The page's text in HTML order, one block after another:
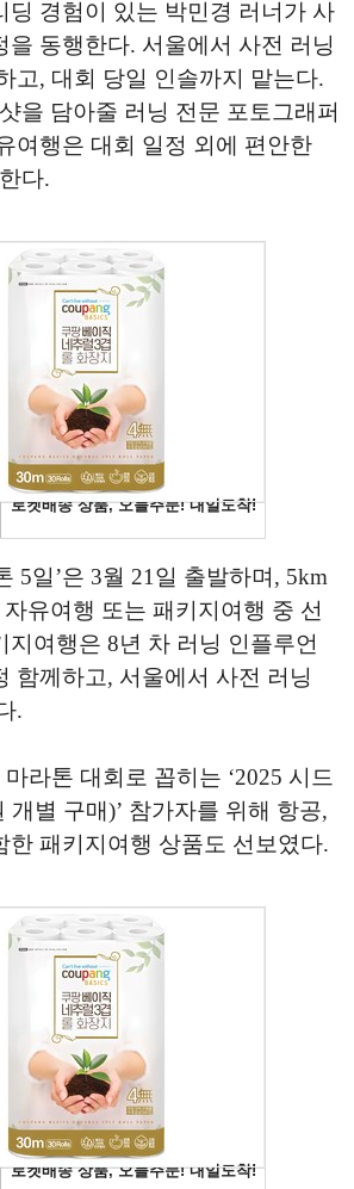
딩 경험이 있는 박민경 러너가 사
을 동행한다. 서울에서 사전 러닝
고, 대회 당일 인솔까지 맡는다.
을 담아줄 러닝 전문 포토그래퍼
여행은 대회 일정 외에 편안한
다.
5일’은 3월 21일 출발하며, 5km
유여행 또는 패키지여행 중 선
지여행은 8년 차 러닝 인플루언
함께하고, 서울에서 사전 러닝
.
라톤 대회로 꼽히는 ‘2025 시드
개별 구매)’ 참가자를 위해 항공,
한 패키지여행 상품도 선보였다.